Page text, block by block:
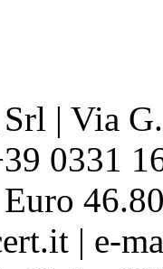
| Via
0331
| e-